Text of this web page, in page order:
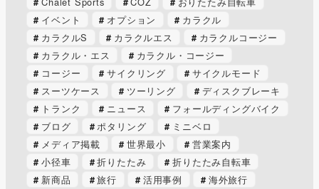
イベント
オプション
カラクル
カラクルS
カラクルエス
カラクルコージー
カラクル・エス
カラクル・コージー
コージー
サイクリング
サイクルモード
スーツケース
ツーリング
ディスクブレーキ
トランク
ニュース
フォールディングバイク
ブログ
ポタリング
ミニベロ
メディア掲載
世界最小
営業案内
小径車
折りたたみ
折りたたみ自転車
新商品
旅行 活用事例
海外旅行